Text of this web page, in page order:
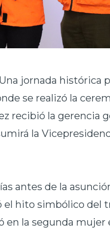
Una jornada histórica
se realizó la
recibió la gerencia
la
antes de la
hito simbólico del
en la segunda mujer